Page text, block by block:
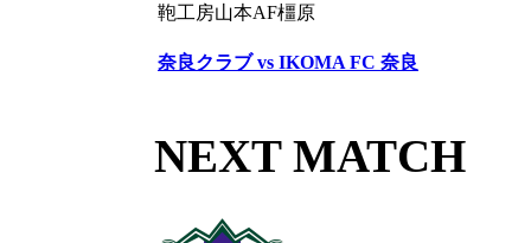
鞄工房山本AF橿原
奈良クラブ vs IKOMA FC 奈良
NEXT MATCH